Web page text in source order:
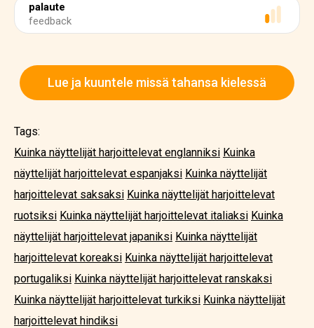
palaute
feedback
Lue ja kuuntele missä tahansa kielessä
Tags:
Kuinka näyttelijät harjoittelevat englanniksi Kuinka
näyttelijät harjoittelevat espanjaksi Kuinka näyttelijät
harjoittelevat saksaksi Kuinka näyttelijät harjoittelevat
ruotsiksi Kuinka näyttelijät harjoittelevat italiaksi Kuinka
näyttelijät harjoittelevat japaniksi Kuinka näyttelijät
harjoittelevat koreaksi Kuinka näyttelijät harjoittelevat
portugaliksi Kuinka näyttelijät harjoittelevat ranskaksi
Kuinka näyttelijät harjoittelevat turkiksi Kuinka näyttelijät
harjoittelevat hindiksi